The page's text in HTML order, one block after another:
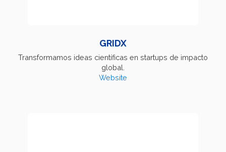
GRIDX
Transformamos ideas científicas en startups de impacto
global.
Website